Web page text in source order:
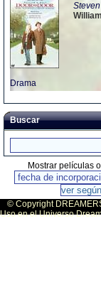
William
Drama
Buscar
Mostrar películas
© Copyright
Uso en el Universo